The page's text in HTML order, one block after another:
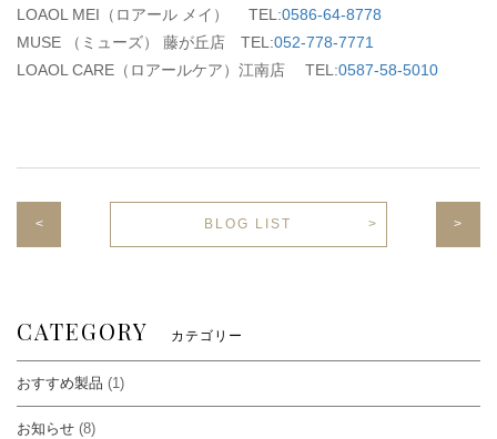
LOAOL MEI（ロアール メイ） TEL:0586-64-8778
MUSE （ミューズ） 藤が丘店 TEL:052-778-7771
LOAOL CARE（ロアールケア）江南店 TEL:0587-58-5010
< BLOG LIST >
CATEGORY カテゴリー
おすすめ製品 (1)
お知らせ (8)